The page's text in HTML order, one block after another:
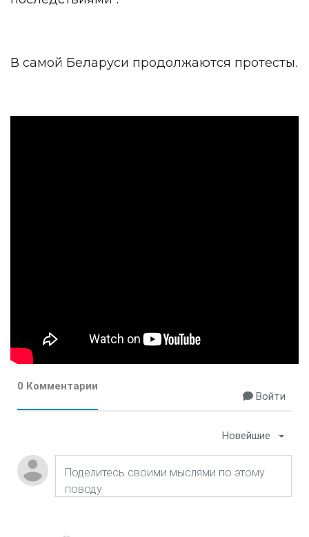
В самой Беларуси продолжаются протесты.
0 Комментарии
Войти
Новейшие